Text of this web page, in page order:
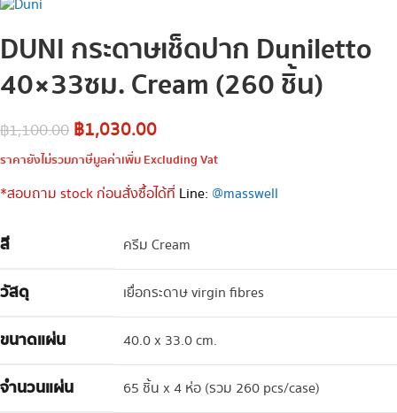
DUNI กระดาษเช็ดปาก Duniletto
40×33ซม. Cream (260 ชิ้น)
฿1,100.00 ฿1,030.00
ราคายังไม่รวมภาษีมูลค่าเพิ่ม Excluding Vat
*สอบถาม stock ก่อนสั่งซื้อได้ที่ Line: @masswell
สี ครีม Cream
วัสดุ เยื่อกระดาษ virgin fibres
ขนาดแผ่น 40.0 x 33.0 cm.
จำนวนแผ่น 65 ชิ้น x 4 ห่อ (รวม 260 pcs/case)